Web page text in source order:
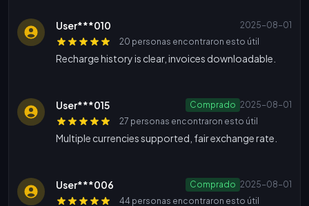
User***010
2025-08-01
20 personas encontraron esto útil
Recharge history is clear, invoices downloadable.
User***015 Comprado 2025-08-01
27 personas encontraron esto útil
Multiple currencies supported, fair exchange rate.
User***006 Comprado 2025-08-01
44 personas encontraron esto útil